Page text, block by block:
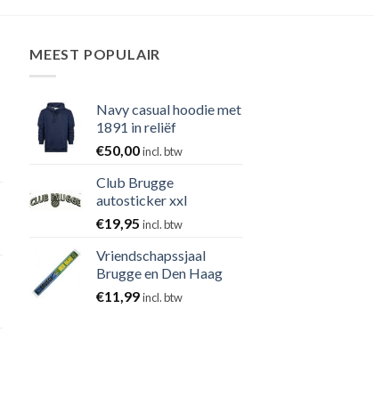
MEEST POPULAIR
Navy casual hoodie met
1891 in reliëf
€50,00incl. btw
Club Brugge
autosticker xxl
€19,95 incl. btw
Vriendschapssjaal
Brugge en Den Haag
€11,99incl. btw